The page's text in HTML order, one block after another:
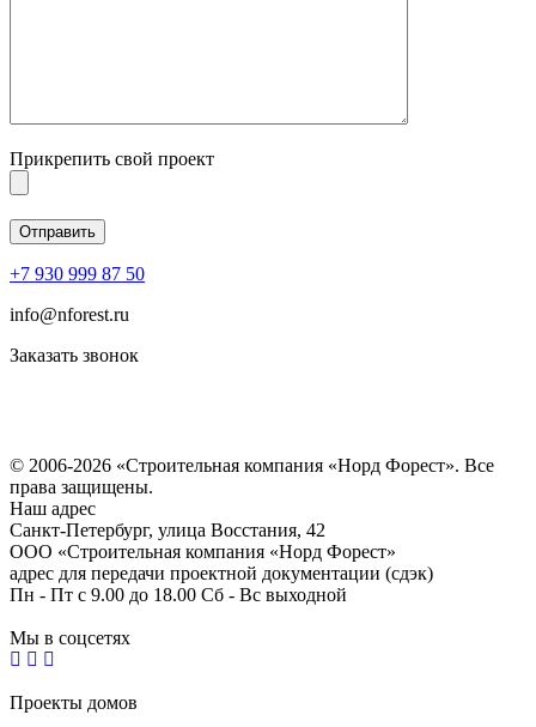
Прикрепить свой проект
+7 930 999 87 50
info@nforest.ru
Заказать звонок
© 2006-2026 «Строительная компания «Норд Форест». Все
права защищены.
Наш адрес
​Санкт-Петербург, улица Восстания, 42
ООО «Строительная компания «Норд Форест»
адрес для передачи проектной документации (сдэк)
Пн - Пт с 9.00 до 18.00 Сб - Вс выходной
Мы в соцсетях
Проекты домов